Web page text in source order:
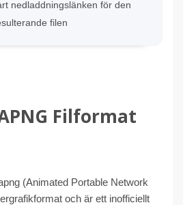
nedladdningslänken för den
filen
Filformat
(Animated Portable Network
och är ett inofficiellt